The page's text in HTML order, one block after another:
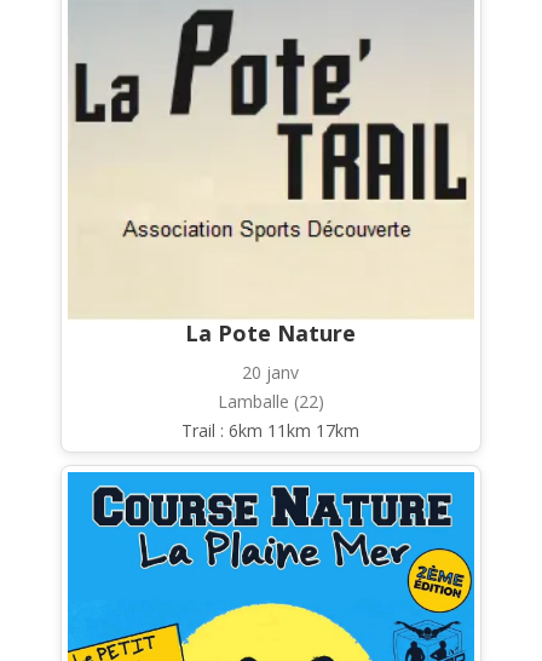
La Pote Nature
20 janv
Lamballe (22)
Trail : 6km 11km 17km